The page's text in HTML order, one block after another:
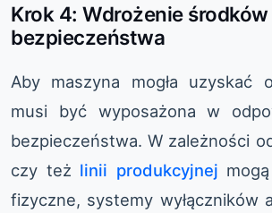
Krok 4: Wdrożenie środków
bezpieczeństwa
Aby maszyna mogła uzyskać
musi być wyposażona w
bezpieczeństwa. W zależności
czy też linii produkcyjnej
fizyczne, systemy wyłączników